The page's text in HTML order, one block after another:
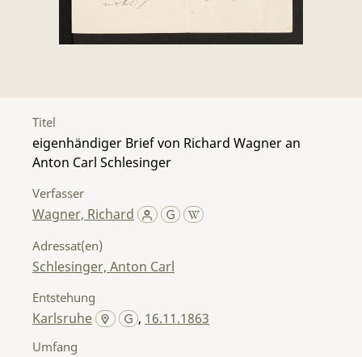
Titel
eigenhändiger Brief von Richard Wagner an
Anton Carl Schlesinger
Verfasser
Wagner, Richard
Adressat(en)
Schlesinger, Anton Carl
Entstehung
Karlsruhe , 16.11.1863
Umfang